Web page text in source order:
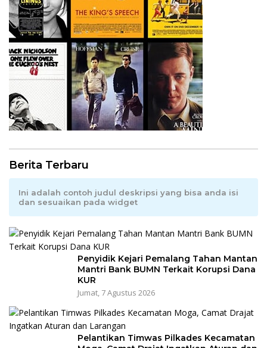
Berita Terbaru
Ini adalah contoh judul deskripsi yang bisa anda isi
dan sesuaikan pada widget
Penyidik Kejari Pemalang Tahan Mantan
Mantri Bank BUMN Terkait Korupsi Dana
KUR
Jumat, 7 Agustus 2026
Pelantikan Timwas Pilkades Kecamatan